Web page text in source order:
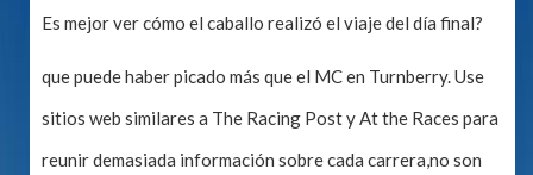
Es mejor ver cómo el caballo realizó el viaje del día final?
que puede haber picado más que el MC en Turnberry. Use
sitios web similares a The Racing Post y At the Races para
reunir demasiada información sobre cada carrera,no son